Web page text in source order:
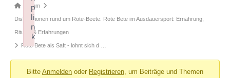
Forum-
Breadcrumbs
-
Du
Forum
Diskussionen rund um Rote-Beete: Rote Bete im Ausdauersport: Ernährung,
Rituale & Erfahrungen
Rote Bete als Saft - lohnt sich d …
Bitte Anmelden oder Registrieren, um Beiträge und Themen
p
li
n
k
Failed to initialize plugin: wplink